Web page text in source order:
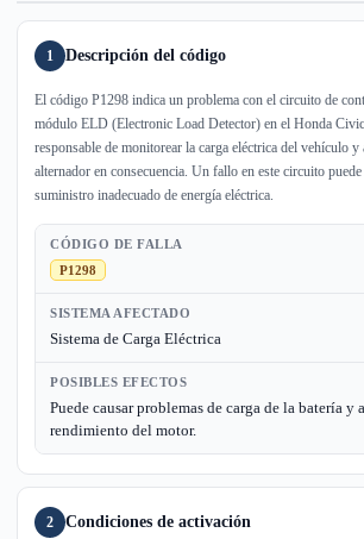
1 Descripción del código
El código P1298 indica un problema con el circuito de
módulo ELD (Electronic Load Detector) en el Honda
responsable de monitorear la carga eléctrica del vehículo y
alternador en consecuencia. Un fallo en este circuito
suministro inadecuado de energía eléctrica.
CÓDIGO DE FALLA
P1298
SISTEMA AFECTADO
Sistema de Carga Eléctrica
POSIBLES EFECTOS
Puede causar problemas de carga de la batería y
rendimiento del motor.
2 Condiciones de activación